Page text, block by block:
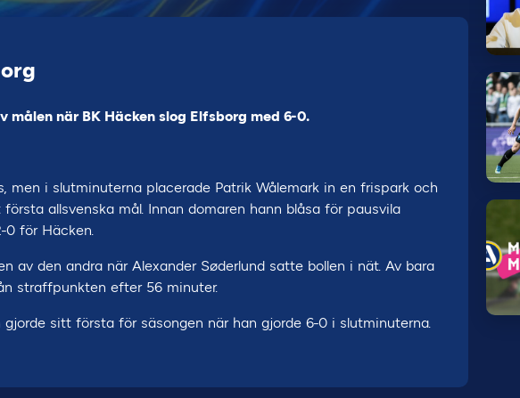
när BK Häcken slog Elfsborg med 6-0.
i slutminuterna placerade Patrik Wålemark in en frispark och
allsvenska mål. Innan domaren hann blåsa för pausvila
0 för Häcken.
av den andra när Alexander Søderlund satte bollen i nät. Av bara
straffpunkten efter 56 minuter.
sitt första för säsongen när han gjorde 6-0 i slutminuterna.